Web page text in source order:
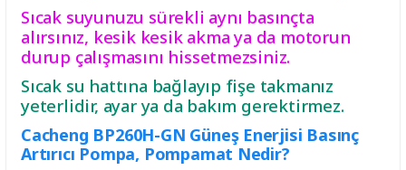
Sıcak suyunuzu sürekli aynı basınçta
alırsınız, kesik kesik akma ya da motorun
durup çalışmasını hissetmezsiniz.
Sıcak su hattına bağlayıp fişe takmanız
yeterlidir, ayar ya da bakım gerektirmez.
Cacheng BP260H-GN Güneş Enerjisi Basınç
Artırıcı Pompa, Pompamat Nedir?